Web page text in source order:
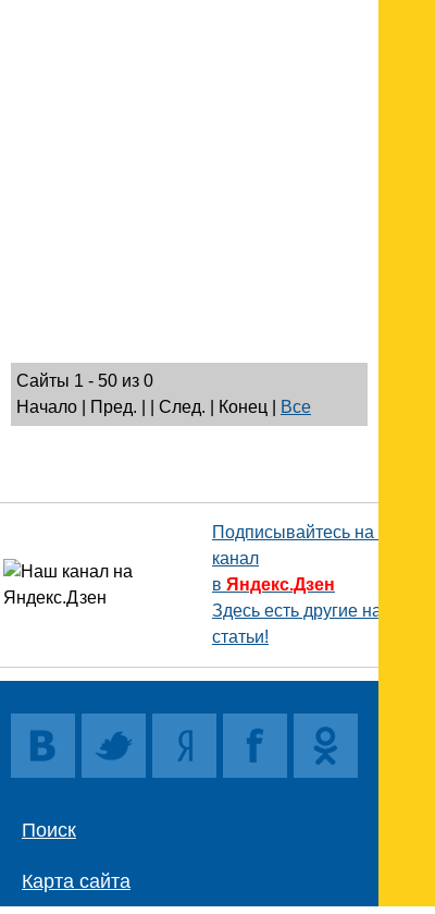
Сайты 1 - 50 из 0
Начало | Пред. | | След. | Конец
Все
Подписывайтесь на наш
канал
в Яндекс.Дзен
Здесь есть другие наши
статьи!
Поиск
Карта сайта